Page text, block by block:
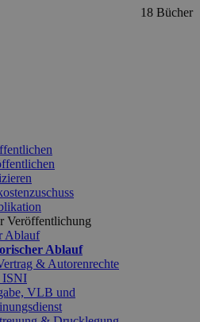
Veröffentlichung
Ablauf
Ablauf
& Autorenrechte
VLB und
18 Bücher